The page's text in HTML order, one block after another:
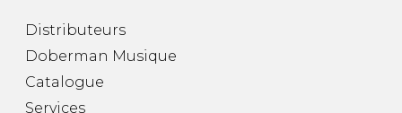
Distributeurs
Doberman Musique
Catalogue
Services